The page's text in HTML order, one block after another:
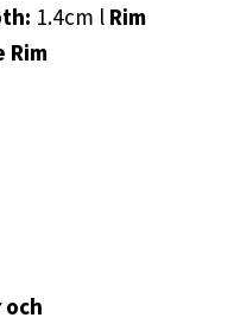
1.4cm l Rim
Rim
och